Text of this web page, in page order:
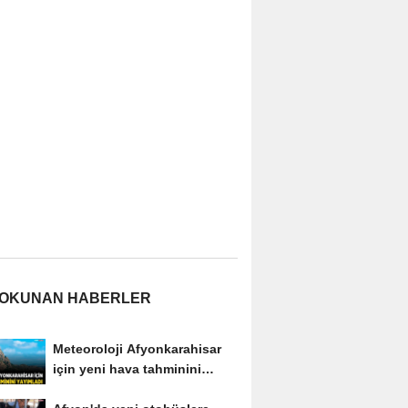
HABERLER
Meteoroloji Afyonkarahisar
için yeni hava tahminini